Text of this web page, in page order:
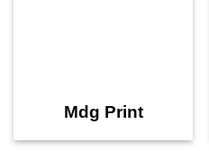
Mdg Print